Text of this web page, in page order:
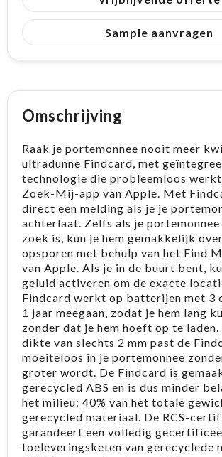
Sample aanvragen
Omschrijving
Raak je portemonnee nooit meer
ultradunne Findcard, met
technologie die probleemloos
Zoek-Mij-app van Apple. Met
direct een melding als je je
achterlaat. Zelfs als je portemonnee
zoek is, kun je hem gemakkelijk
opsporen met behulp van het Find
van Apple. Als je in de buurt bent,
geluid activeren om de exacte
Findcard werkt op batterijen met 3
1 jaar meegaan, zodat je hem lang
zonder dat je hem hoeft op te
dikte van slechts 2 mm past de
moeiteloos in je portemonnee
groter wordt. De Findcard is
gerecycled ABS en is dus minder
het milieu: 40% van het totale
gerecycled materiaal. De RCS-
garandeert een volledig
toeleveringsketen van gerecyclede